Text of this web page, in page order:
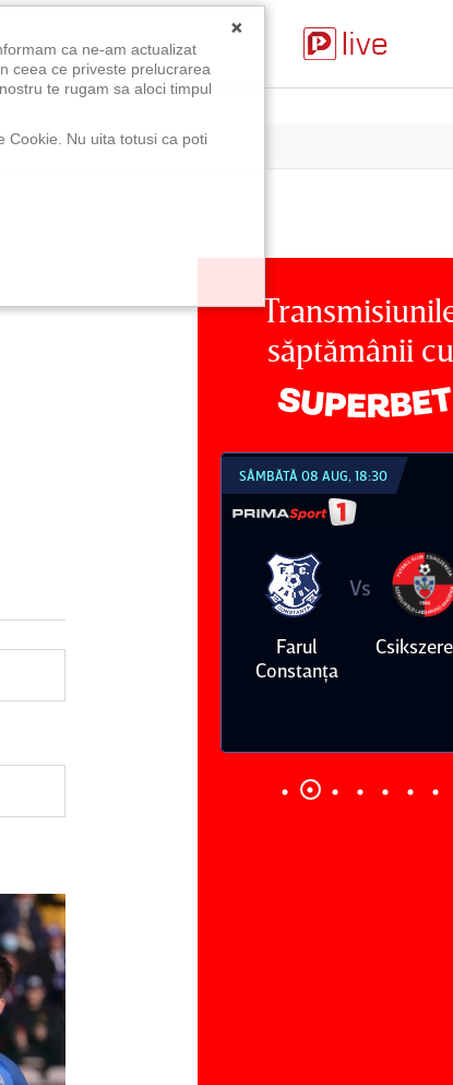
săptămânii cu
SÂMBĂTĂ 08 AUG, 21:30
Dinamo
Vs
FC
×
ca ne-am actualizat
ceea ce priveste prelucrarea
te rugam sa aloci timpul
Cookie. Nu uita totusi ca poti